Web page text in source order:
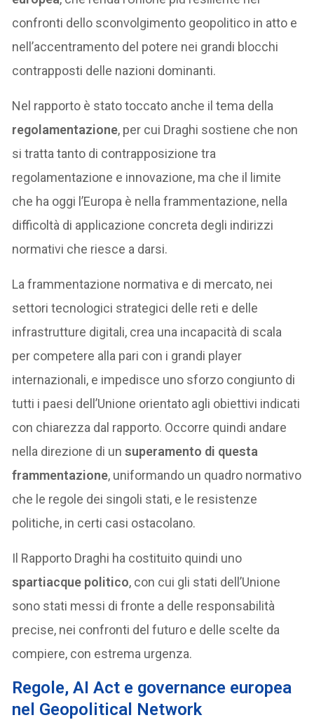
confronti dello sconvolgimento geopolitico in atto e
nell’accentramento del potere nei grandi blocchi
contrapposti delle nazioni dominanti.
Nel rapporto è stato toccato anche il tema della
regolamentazione, per cui Draghi sostiene che non
si tratta tanto di contrapposizione tra
regolamentazione e innovazione, ma che il limite
che ha oggi l’Europa è nella frammentazione, nella
difficoltà di applicazione concreta degli indirizzi
normativi che riesce a darsi.
La frammentazione normativa e di mercato, nei
settori tecnologici strategici delle reti e delle
infrastrutture digitali, crea una incapacità di scala
per competere alla pari con i grandi player
internazionali, e impedisce uno sforzo congiunto di
tutti i paesi dell’Unione orientato agli obiettivi indicati
con chiarezza dal rapporto. Occorre quindi andare
nella direzione di unsuperamento di questa
frammentazione, uniformando un quadro normativo
che le regole dei singoli stati, e le resistenze
politiche, in certi casi ostacolano.
Il Rapporto Draghi ha costituito quindi uno
spartiacque politico, con cui gli stati dell’Unione
sono stati messi di fronte a delle responsabilità
precise, nei confronti del futuro e delle scelte da
compiere, con estrema urgenza.
Regole, AI Act e governance europea
nel Geopolitical Network